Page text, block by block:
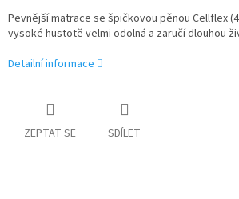
Pevnější matrace se špičkovou pěnou Cellflex
vysoké hustotě velmi odolná a zaručí dlouhou
Detailní informace
ZEPTAT SE SDÍLET